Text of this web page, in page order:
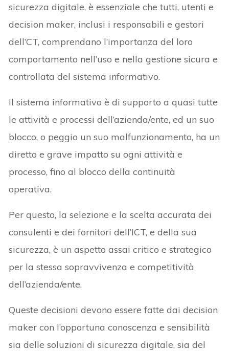
sicurezza digitale, è essenziale che tutti, utenti e
decision maker, inclusi i responsabili e gestori
dell’CT, comprendano l’importanza del loro
comportamento nell’uso e nella gestione sicura e
controllata del sistema informativo.
Il sistema informativo è di supporto a quasi tutte
le attività e processi dell’azienda/ente, ed un suo
blocco, o peggio un suo malfunzionamento, ha un
diretto e grave impatto su ogni attività e
processo, fino al blocco della continuità
operativa.
Per questo, la selezione e la scelta accurata dei
consulenti e dei fornitori dell’ICT, e della sua
sicurezza, è un aspetto assai critico e strategico
per la stessa sopravvivenza e competitività
dell’azienda/ente.
Queste decisioni devono essere fatte dai decision
maker con l’opportuna conoscenza e sensibilità
sia delle soluzioni di sicurezza digitale, sia del